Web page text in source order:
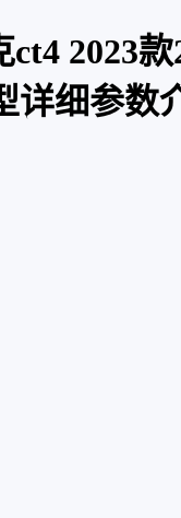
ct4 2023
详细参数